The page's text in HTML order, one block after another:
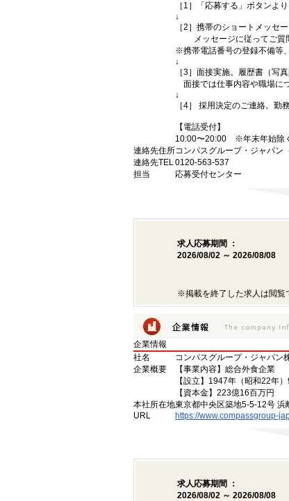
［1］「応募する」ボタンよ
↓
［2］携帯のショートメッセ
メッセージに従ってご質問
※携帯電話番号の登録不備等
↓
［3］面接実施。履歴書（写
面接では仕事内容や職場に
↓
［4］ 採用決定のご連絡。勤
【電話受付】
10:00〜20:00 ※年末年始除
連絡先住所コンパスグループ・ジャパ
連絡先TEL0120-563-537
担当
応募受付センター
求人応募期間 ：
2026/08/02 ～ 2026/08/08
※掲載を終了した求人は閲覧
企業情報
社名
コンパスグループ・ジャパン
企業概要
【事業内容】総合外食企業
【設立】1947年（昭和22年）
【資本金】223億16百万円
本社所在地東京都中央区築地5-5-12号 浜
URL
https://www.compassgroup-
求人応募期間 ：
2026/08/02 ～ 2026/08/08